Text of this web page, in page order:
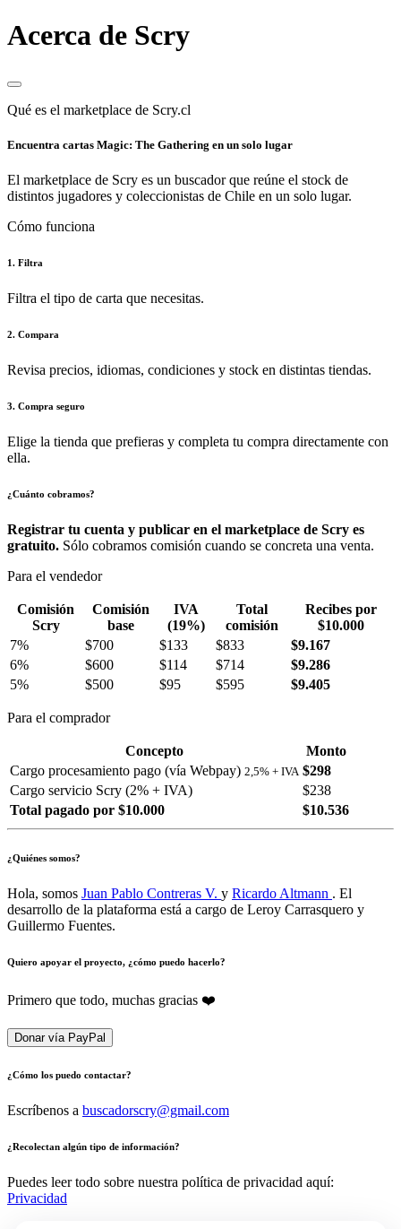
Acerca de Scry
Qué es el marketplace de Scry.cl
Encuentra cartas Magic: The Gathering en un solo lugar
El marketplace de Scry es un buscador que reúne el stock de
distintos jugadores y coleccionistas de Chile en un solo lugar.
Cómo funciona
1. Filtra
Filtra el tipo de carta que necesitas.
2. Compara
Revisa precios, idiomas, condiciones y stock en distintas tiendas.
3. Compra seguro
Elige la tienda que prefieras y completa tu compra directamente con
ella.
¿Cuánto cobramos?
Registrar tu cuenta y publicar en el marketplace de Scry es
gratuito. Sólo cobramos comisión cuando se concreta una venta.
Para el vendedor
Comisión
Scry
Comisión
base
IVA
(19%)
Total
comisión
Recibes por
$10.000
7%
$700 $133 $833
$9.167
6%
$600 $114 $714
$9.286
5%
$500 $95 $595 $9.405
Para el comprador
Concepto
Monto
Cargo procesamiento pago (vía Webpay) 2,5% + IVA $298
Cargo servicio Scry (2% + IVA)
$238
Total pagado por $10.000
$10.536
¿Quiénes somos?
Hola, somos Juan Pablo Contreras V. y Ricardo Altmann . El
desarrollo de la plataforma está a cargo de Leroy Carrasquero y
Guillermo Fuentes.
Quiero apoyar el proyecto, ¿cómo puedo hacerlo?
Primero que todo, muchas gracias ❤️
Donar vía PayPal
¿Cómo los puedo contactar?
Escríbenos a buscadorscry@gmail.com
¿Recolectan algún tipo de información?
Puedes leer todo sobre nuestra política de privacidad aquí:
Privacidad